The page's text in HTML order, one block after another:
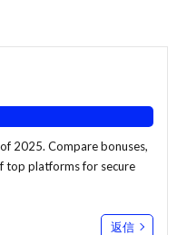
2025. Compare bonuses,
top platforms for secure
返信